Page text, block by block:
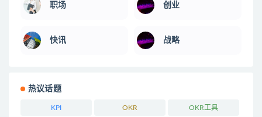
职场 创业
快讯 战略
热议话题
KPI OKR OKR工具